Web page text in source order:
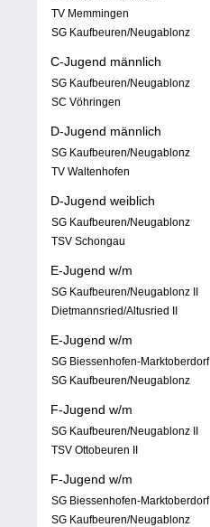
TV Memmingen
SG Kaufbeuren/Neugablonz
C-Jugend männlich
SG Kaufbeuren/Neugablonz
SC Vöhringen
D-Jugend männlich
SG Kaufbeuren/Neugablonz
TV Waltenhofen
D-Jugend weiblich
SG Kaufbeuren/Neugablonz
TSV Schongau
E-Jugend w/m
SG Kaufbeuren/Neugablonz II
Dietmannsried/Altusried II
E-Jugend w/m
SG Biessenhofen-Marktoberdorf
SG Kaufbeuren/Neugablonz
F-Jugend w/m
SG Kaufbeuren/Neugablonz II
TSV Ottobeuren II
F-Jugend w/m
SG Biessenhofen-Marktoberdorf
SG Kaufbeuren/Neugablonz